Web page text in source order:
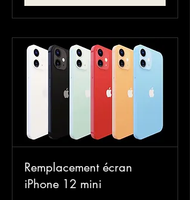
Remplacement écran
iPhone 12 mini